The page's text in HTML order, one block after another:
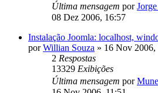
Última mensagem por
08 Dez 2006, 16:57
Instalação Joomla: localhost,
porWillian Souza » 16 Nov 2006,
2 Respostas
13329 Exibições
Última mensagem por